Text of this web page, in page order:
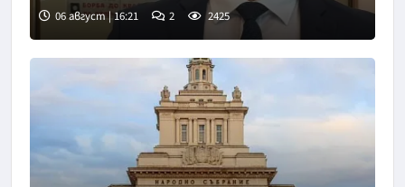
06 август | 16:21 2 2425